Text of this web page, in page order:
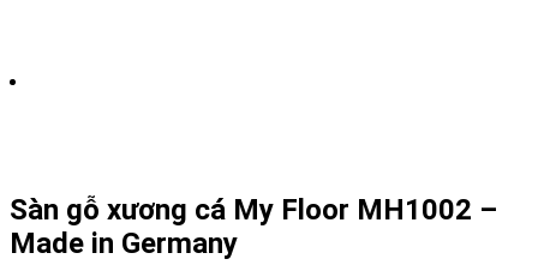
Sàn gỗ xương cá My Floor MH1002 –
Made in Germany